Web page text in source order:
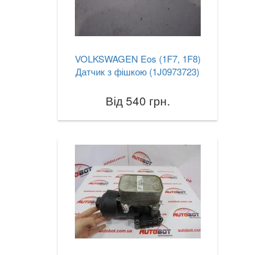
VOLKSWAGEN Eos (1F7, 1F8)
Датчик з фішкою (1J0973723)
Від 540 грн.